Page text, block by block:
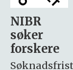
Rektor
Søknadsfrist:
15.09.2026